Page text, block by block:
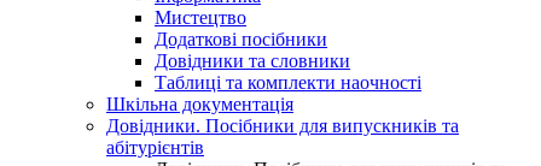
Мистецтво
Додаткові посібники
Довідники та словники
Таблиці та комплекти наочності
Шкільна документація
Довідники. Посібники для випускників та
абітурієнтів